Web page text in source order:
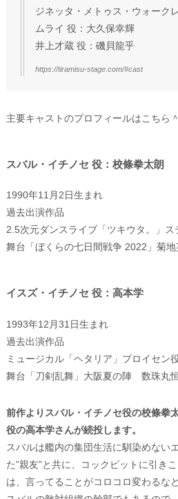
ジネッタ・メトゥス・ウォー
ムライ 役：大久保幸輝
井上才蔵 役：磯貝龍乎
https://tiramisu-stage.com/#cast
主要キャストのプロフィールはこちら
スバル・イチノセ 役：校條拳太朗
1990年11月2日生まれ
過去出演作品
2.5次元ダンスライブ「ツキウタ。」
舞台「ぼくらの七日間戦争 2022」菊地
イスズ・イチノセ 役：高本学
1993年12月31日生まれ
過去出演作品
ミュージカル「ヘタリア」プロイセン
舞台「刀剣乱舞」大阪夏の陣 数珠丸
前作よりスバル・イチノセ役の校條拳
役の高本学さんが続投します。
スバルは艦内の集団生活に馴染めない
た”親友”と共に、コックピットに引
は、言ってることがコロコロ変わるな